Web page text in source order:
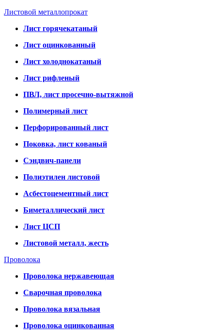
Листовой металлопрокат
Лист горячекатаный
Лист оцинкованный
Лист холоднокатаный
Лист рифленый
ПВЛ, лист просечно-вытяжной
Полимерный лист
Перфорированный лист
Поковка, лист кованый
Сэндвич-панели
Полиэтилен листовой
Асбестоцементный лист
Биметаллический лист
Лист ЦСП
Листовой металл, жесть
Проволока
Проволока нержавеющая
Сварочная проволока
Проволока вязальная
Проволока оцинкованная